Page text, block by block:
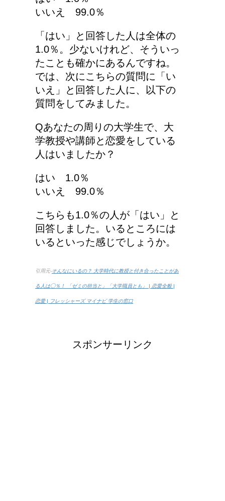
リンパに転移した場合、
余命って極端に短くなる
の？
猫の長毛は雑種でも可愛
いいえ 99.0％
「はい」と回答した人は全体の
1.0％。少ないけれど、そういっ
たことも確かにあるんですね。
では、次にこちらの質問に「い
いえ」と回答した人に、以下の
質問をしてみました。
Qあなたの周りの大学生で、大
学教授や講師と恋愛をしている
人はいましたか？
はい 1.0％
いいえ 99.0％
こちらも1.0％の人が「はい」と
回答しました。いるところには
いるといった感じでしょうか。
引用元-そんなにいるの？ 大学時代に教授と付き合ったことがあ
る人は◯％！ 「ゼミの担当と」「大学職員とも」 | 恋愛全般 |
恋愛 | フレッシャーズ マイナビ 学生の窓口
スポンサーリンク